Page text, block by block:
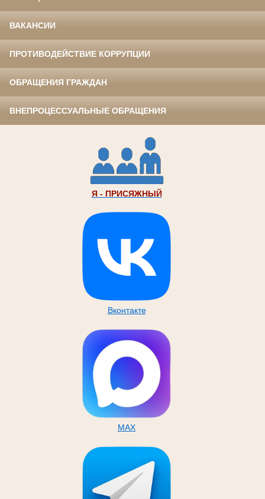
ВАКАНСИИ
ПРОТИВОДЕЙСТВИЕ КОРРУПЦИИ
ОБРАЩЕНИЯ ГРАЖДАН
ВНЕПРОЦЕССУАЛЬНЫЕ ОБРАЩЕНИЯ
Я - ПРИСЯЖНЫЙ
Вконтакте
MAX